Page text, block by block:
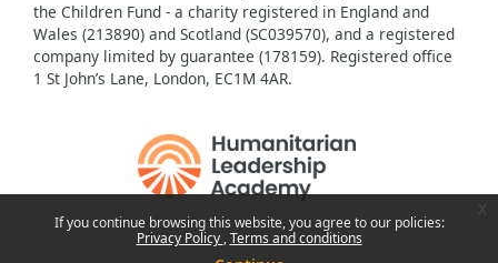
If you continue browsing this website, you agree to our policies:
Privacy Policy Terms and conditions
the Children Fund - a charity registered in England and
Wales (213890) and Scotland (SC039570), and a registered
company limited by guarantee (178159). Registered office
1 St John’s Lane, London, EC1M 4AR.